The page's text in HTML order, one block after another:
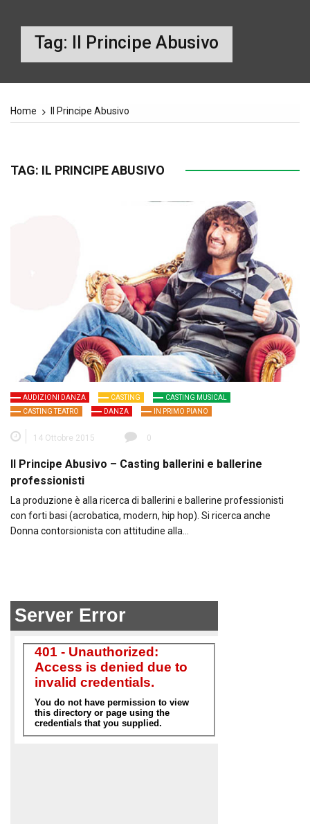
Tag: Il Principe Abusivo
Home Il Principe Abusivo
TAG: IL PRINCIPE ABUSIVO
AUDIZIONI DANZA CASTING
CASTING MUSICAL
CASTING TEATRO
DANZA IN PRIMO PIANO
14 Ottobre 2015 0
Il Principe Abusivo – Casting ballerini e ballerine
professionisti
La produzione è alla ricerca di ballerini e ballerine professionisti
con forti basi (acrobatica, modern, hip hop). Si ricerca anche
Donna contorsionista con attitudine alla…